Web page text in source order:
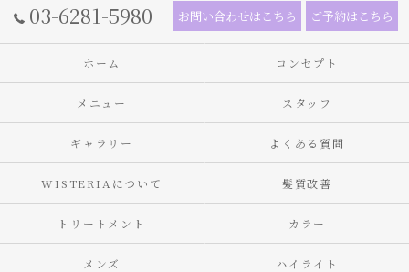
03-6281-5980 お問い合わせはこちら ご予約はこちら
ホーム コンセプト
メニュー スタッフ
ギャラリー よくある質問
WISTERIAについて 髪質改善
トリートメント カラー
メンズ ハイライト